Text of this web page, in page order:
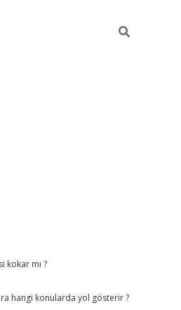
kokar mı ?
hangi konularda yol gösterir ?